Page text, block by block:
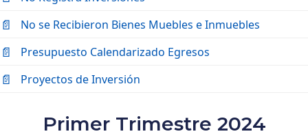
No se Recibieron Bienes Muebles e Inmuebles
Presupuesto Calendarizado Egresos
Proyectos de Inversión
Primer Trimestre 2024